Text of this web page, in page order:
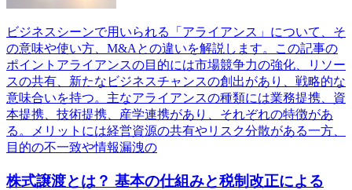
ビジネスシーンで用いられる「アライアンス」について、そ
の意味や使い方、M&Aとの違いを解説します。この記事の
ポイントアライアンスの目的には市場競争力の強化、リソー
スの共有、新たなビジネスチャンスの創出があり、戦略的な
意味合いを持つ。主なアライアンスの種類には業務提携、資
本提携、技術提携、産学連携があり、それぞれの特徴があ
る。メリットには経営資源の共有やリスク分散がある一方、
目的の不一致や情報漏洩の
株式譲渡とは？ 基本の仕組みと税制改正による